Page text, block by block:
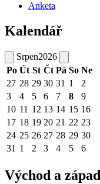
Anketa
Kalendář
Srpen2026
Po Út St Čt Pá So Ne
27 28 29 30 31 1
2
3
4 5 6 7 8
9
10 11 12 13 14 15 16
17 18 19 20 21 22 23
24 25 26 27 28 29 30
31 1 2 3 4 5 6
Východ a